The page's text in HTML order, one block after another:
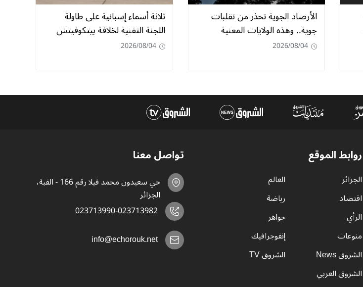
الأرصاد الجوية تحذر من تقلبات
جوية.. وهذه الولايات المعنية
2026/08/04
ثلاثة أسماء إسبانية على طاولة
اللجنة التقنية لخلافة بيتكوفيتش
2026/08/04
روابط الموقع
الجزائر
العالم
اقتصاد
رياضة
الرأي
جواهر
منوعات
إنفوجرافيك
الشروق News
الشروق TV
الشروق العربي
تواصل معنا
حي سعيدون محمد فيلا رقم 166 - القبة،
الجزائر
023713990-023713982
info@echorouk.net